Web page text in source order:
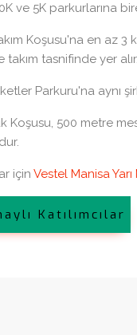
ve 5K parkurlarına
Koşusu'na en az 3
takım tasnifinde yer alır.
Parkuru'na aynı
Koşusu, 500 metre
için Vestel Manisa
Katılımcılar